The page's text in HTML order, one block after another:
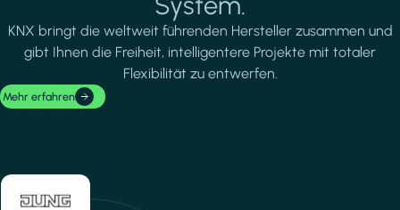
KNX bringt die weltweit führenden Hersteller zusammen und
gibt Ihnen die Freiheit, intelligentere Projekte mit totaler
Flexibilität zu entwerfen.
Mehr erfahren